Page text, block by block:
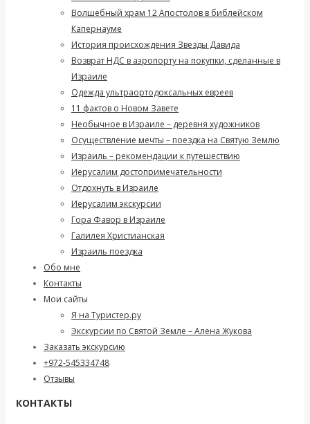
Волшебный храм 12 Апостолов в библейском
Капернауме
История происхождения Звезды Давида
Возврат НДС в аэропорту на покупки, сделанные в
Израиле
Одежда ультраортодоксальных евреев
11 фактов о Новом Завете
Необычное в Израиле – деревня художников
Осуществление мечты – поездка на Святую Землю
Израиль – рекомендации к путешествию
Иерусалим достопримечательности
Отдохнуть в Израиле
Иерусалим экскурсии
Гора Фавор в Израиле
Галилея Христианская
Израиль поездка
Обо мне
Контакты
Мои сайты
Я на Туристер.ру
Экскурсии по Святой Земле – Алена Жукова
Заказать экскурсию
+972-545334748
Отзывы
КОНТАКТЫ